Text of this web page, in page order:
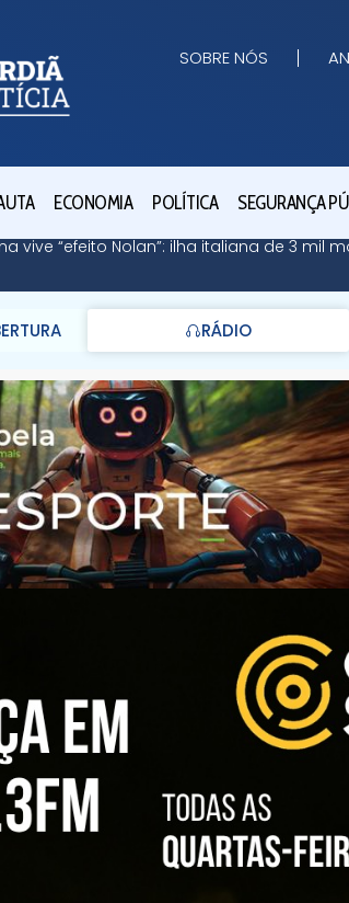
SOBRE NÓS
ECONOMIA POLÍTICA SEGURANÇA
vive “efeito Nolan”: ilha italiana de 3 mil
RÁDIO